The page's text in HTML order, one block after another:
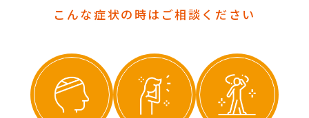
こんな症状の時はご相談ください